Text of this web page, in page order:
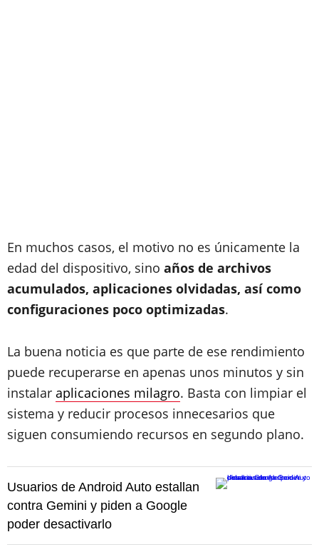
En muchos casos, el motivo no es únicamente la
edad del dispositivo, sino años de archivos
acumulados, aplicaciones olvidadas, así como
configuraciones poco optimizadas.
La buena noticia es que parte de ese rendimiento
puede recuperarse en apenas unos minutos y sin
instalar aplicaciones milagro. Basta con limpiar el
sistema y reducir procesos innecesarios que
siguen consumiendo recursos en segundo plano.
Usuarios de Android Auto estallan
contra Gemini y piden a Google
poder desactivarlo